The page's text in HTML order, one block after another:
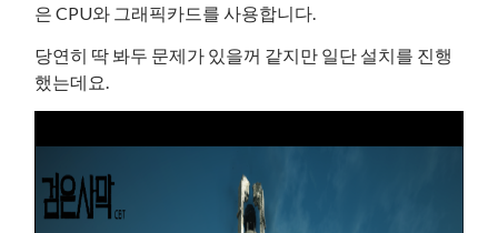
은 CPU와 그래픽카드를 사용합니다.
당연히 딱 봐두 문제가 있을꺼 같지만 일단 설치를 진행
했는데요.